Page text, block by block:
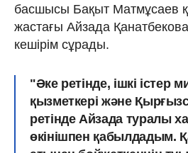
басшысы Бақыт Матмұсаев
жастағы Айзада
кешірім сұрады.
"Әке ретінде, ішкі істер
қызметкері және
ретінде Айзада туралы
өкінішпен қабылдадым.